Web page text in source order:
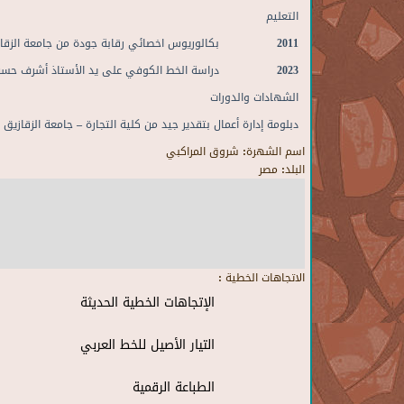
التعليم
2011
بكالوريوس اخصائي رقابة جودة من جامعة
2023 دراسة الخط الكوفي على يد الأستاذ
أشرف
الشهادات والدورات
دبلومة إدارة أعمال بتقدير جيد من كلية التجارة – جامعة الزقازيق
اسم الشهرة: شروق المراكبي
البلد: مصر
الاتجاهات الخطية :
الإتجاهات الخطية الحديثة
التيار الأصيل للخط العربي
الطباعة الرقمية